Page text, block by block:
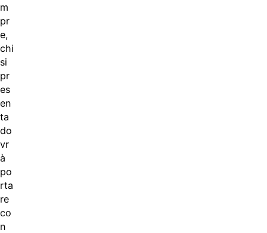
m
pr
e,
chi
si
pr
es
en
ta
do
vr
à
po
rta
re
co
n